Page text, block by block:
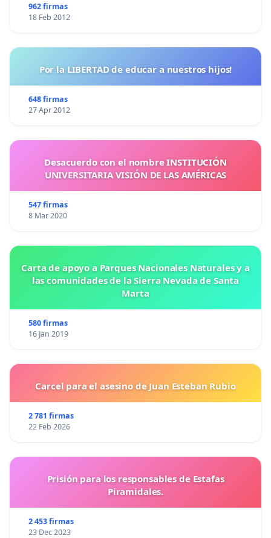
962 firmas
18 Feb 2012
Por la LIBERTAD de educar a nuestros hijos!
648 firmas
27 Apr 2012
Desacuerdo con el nombre INSTITUCIÓN
UNIVERSITARIA VISIÓN DE LAS AMÉRICAS
547 firmas
8 Mar 2020
Carta de apoyo a Parques Nacionales Naturales y a
las comunidades de la Sierra Nevada de Santa
Marta
580 firmas
16 Jan 2019
Carcel para el asesino de Juan Esteban Rubio
2 781 firmas
22 Feb 2026
Prisión para los responsables de Estafas
Piramidales.
2 453 firmas
23 Dec 2023